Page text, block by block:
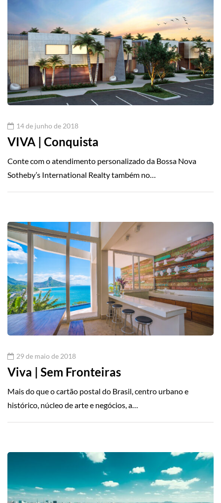
14 de junho de 2018
VIVA | Conquista
Conte com o atendimento personalizado da Bossa Nova
Sotheby’s International Realty também no…
29 de maio de 2018
Viva | Sem Fronteiras
Mais do que o cartão postal do Brasil, centro urbano e
histórico, núcleo de arte e negócios, a…